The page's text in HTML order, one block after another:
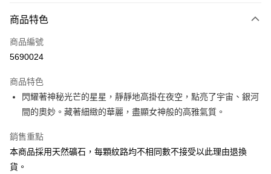
信用卡一次付款
Apple Pay
悠遊付
ATM付款
運送方式
黑貓宅急便
商品特色
商品編號
5690024
商品特色
閃耀著神秘光芒的星星，靜靜地高掛在夜空，點亮了宇宙、銀河
間的奧妙。藏著細緻的華麗，盡顯女神般的高雅氣質。
銷售重點
本商品採用天然礦石，每顆紋路均不相同數不接受以此理由退換
貨。